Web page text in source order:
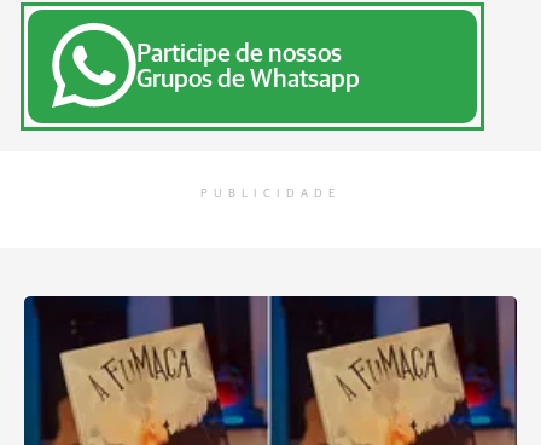
Participe de nossos
Grupos de Whatsapp
PUBLICIDADE